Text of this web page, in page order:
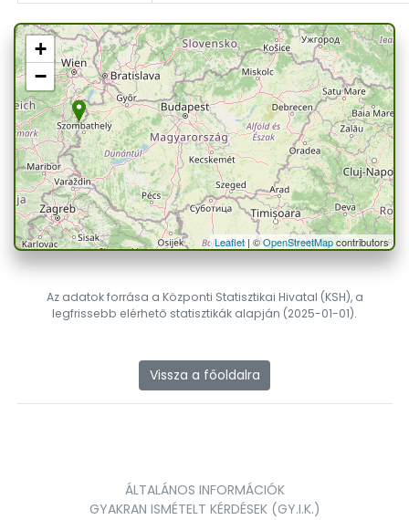
+
−
Leaflet| ©OpenStreetMapcontributors
Az adatok forrása a Központi Statisztikai Hivatal (KSH), a
legfrissebb elérhető statisztikák alapján (2025-01-01).
Vissza a főoldalra
ÁLTALÁNOS INFORMÁCIÓK
GYAKRAN ISMÉTELT KÉRDÉSEK (GY.I.K.)